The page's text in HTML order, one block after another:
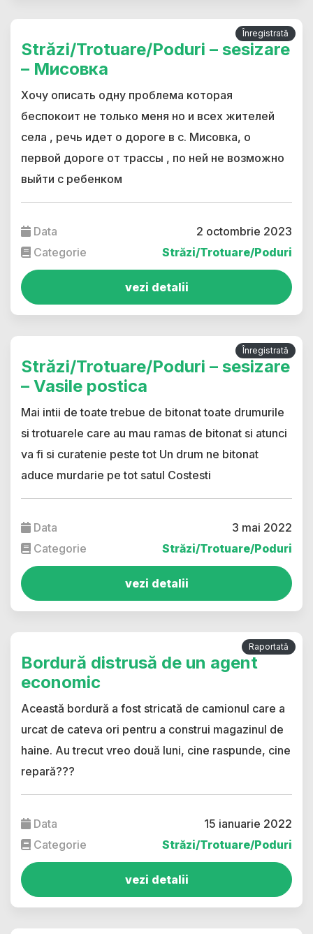
Înregistrată
Străzi/Trotuare/Poduri – sesizare
– Мисовка
Хочу описать одну проблема которая
беспокоит не только меня но и всех жителей
села , речь идет о дороге в с. Мисовка, о
первой дороге от трассы , по ней не возможно
выйти с ребенком
Data
2 octombrie 2023
Categorie
Străzi/Trotuare/Poduri
vezi detalii
Înregistrată
Străzi/Trotuare/Poduri – sesizare
– Vasile postica
Mai intii de toate trebue de bitonat toate drumurile
si trotuarele care au mau ramas de bitonat si atunci
va fi si curatenie peste tot Un drum ne bitonat
aduce murdarie pe tot satul Costesti
Data
3 mai 2022
Categorie
Străzi/Trotuare/Poduri
vezi detalii
Raportată
Bordură distrusă de un agent
economic
Această bordură a fost stricată de camionul care a
urcat de cateva ori pentru a construi magazinul de
haine. Au trecut vreo două luni, cine raspunde, cine
repară???
Data
15 ianuarie 2022
Categorie
Străzi/Trotuare/Poduri
vezi detalii